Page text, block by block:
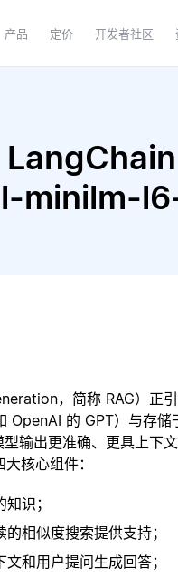
产品 定价 开发者社区
minilm-
，简称 RAG）正
OpenAI 的 GPT）与存储
输出更准确、更具上下
核心组件：
识；
相似度搜索提供支持；
和用户提问生成回答；